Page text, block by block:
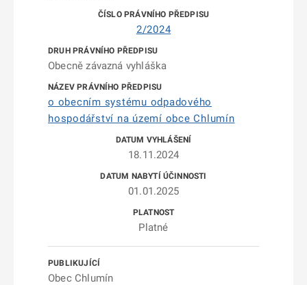
2/2024
Obecně závazná vyhláška
o obecním systému odpadového
hospodářství na území obce Chlumín
18.11.2024
01.01.2025
Platné
Obec Chlumín